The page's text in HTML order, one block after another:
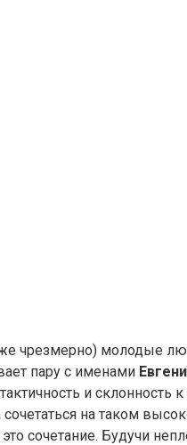
чрезмерно) молодые
пару с именами
и склонность
на таком
сочетание. Будучи